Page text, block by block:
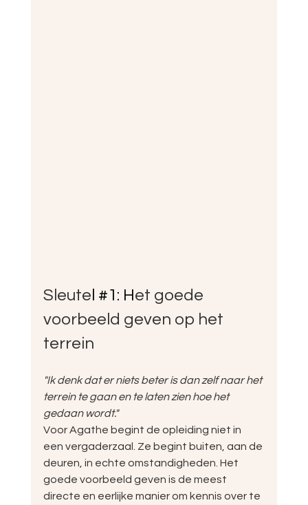
Sleute #1 : Het goede
voorbeeld geven op het
terrein
"Ik denk dat er niets beter is dan zelf naar het
terrein te gaan en te laten zien hoe het
gedaan wordt."
Voor Agathe begint de opleiding niet in
een vergaderzaal. Ze begint buiten, aan de
deuren, in echte omstandigheden. Het
goede voorbeeld geven is de meest
directe en eerlijke manier om kennis over te